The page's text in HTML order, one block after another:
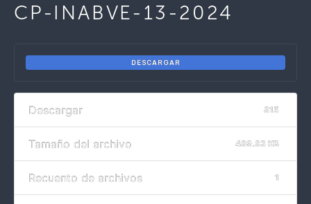
CP-INABVE-13-2024
DESCARGAR
Descargar 815
Tamaño del archivo 489.83 KB
Recuento de archivos 1